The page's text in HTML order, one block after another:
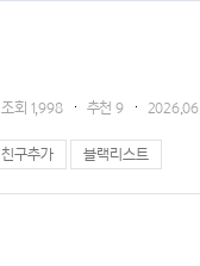
조회 1,998 추천 9
친구추가 블랙리스트